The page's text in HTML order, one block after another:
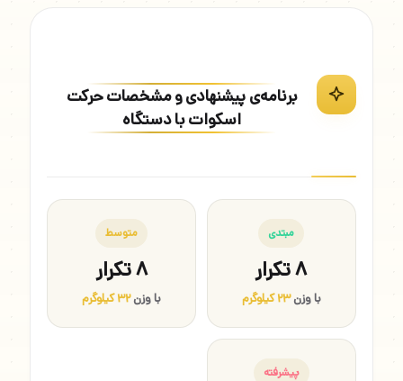
برنامه‌ی پیشنهادی و مشخصات حرکت
اسکوات با دستگاه
مبتدی
۸ تکرار
با وزن۲۳ کیلوگرم
متوسط
۸ تکرار
با وزن۳۲ کیلوگرم
پیشرفته